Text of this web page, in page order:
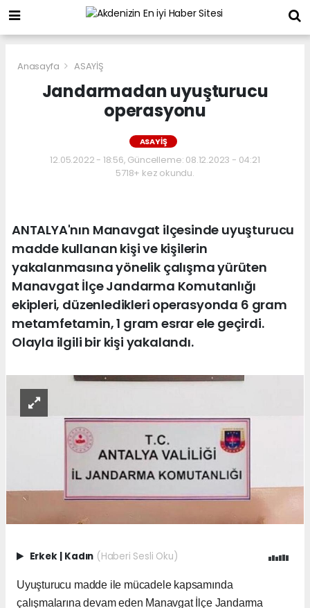
Anasayfa ASAYİŞ
Jandarmadan uyuşturucu
operasyonu
ASAYİŞ
12.05.2022 - 18:56, Güncelleme: 08.12.2023 - 04:21
5718+ kez okundu.
ANTALYA'nın Manavgat ilçesinde uyuşturucu
madde kullanan kişi ve kişilerin
yakalanmasına yönelik çalışma yürüten
Manavgat İlçe Jandarma Komutanlığı
ekipleri, düzenledikleri operasyonda 6 gram
metamfetamin, 1 gram esrar ele geçirdi.
Olayla ilgili bir kişi yakalandı.
Erkek | Kadın (Haberi Sesli Oku)
Uyuşturucu madde ile mücadele kapsamında
çalışmalarına devam eden Manavgat İlçe Jandarma